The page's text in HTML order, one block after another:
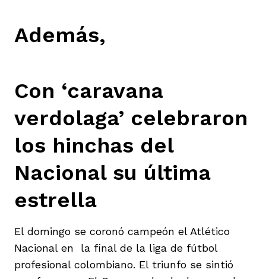
Además,
Con ‘caravana
verdolaga’ celebraron
los hinchas del
Nacional su última
estrella
El domingo se coronó campeón el Atlético
Nacional en la final de la liga de fútbol
profesional colombiano. El triunfo se sintió